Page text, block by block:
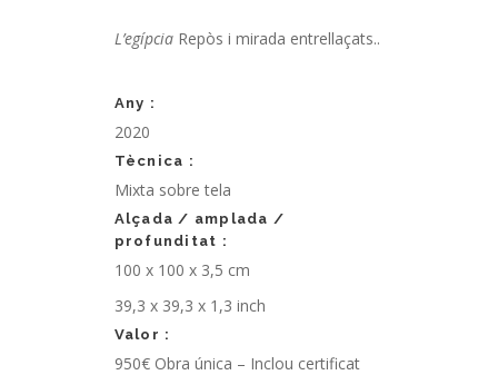
L’egípciaRepòs i mirada entrellaçats..
Any :
2020
Tècnica :
Mixta sobre tela
Alçada / amplada /
profunditat :
100 x 100 x 3,5 cm
39,3 x 39,3 x 1,3 inch
Valor :
950€ Obra única – Inclou certificat